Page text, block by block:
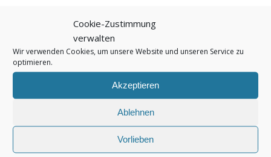
Cookie-Zustimmung
verwalten
Wir verwenden Cookies, um unsere Website und unseren Service zu
optimieren.
Akzeptieren
Ablehnen
Vorlieben
November 2021
Oktober 2021
September 2021 (7)
Juli 2021 (7)